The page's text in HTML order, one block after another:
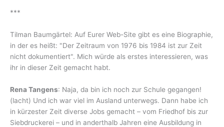
***
Tilman Baumgärtel: Auf Eurer Web-Site gibt es eine Biographie,
in der es heißt: "Der Zeitraum von 1976 bis 1984 ist zur Zeit
nicht dokumentiert". Mich würde als erstes interessieren, was
ihr in dieser Zeit gemacht habt.
Rena Tangens: Naja, da bin ich noch zur Schule gegangen!
(lacht) Und ich war viel im Ausland unterwegs. Dann habe ich
in kürzester Zeit diverse Jobs gemacht – vom Friedhof bis zur
Siebdruckerei – und in anderthalb Jahren eine Ausbildung in